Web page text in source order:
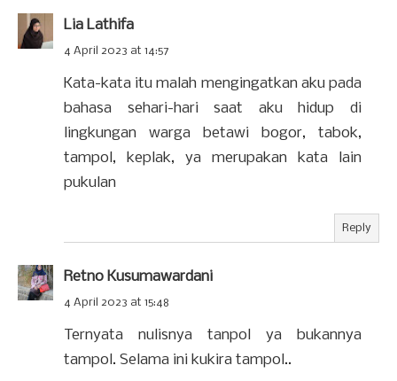
Lia Lathifa
4 April 2023 at 14:57
Kata-kata itu malah mengingatkan aku pada
bahasa sehari-hari saat aku hidup di
lingkungan warga betawi bogor, tabok,
tampol, keplak, ya merupakan kata lain
pukulan
Reply
Retno Kusumawardani
4 April 2023 at 15:48
Ternyata nulisnya tanpol ya bukannya
tampol. Selama ini kukira tampol..